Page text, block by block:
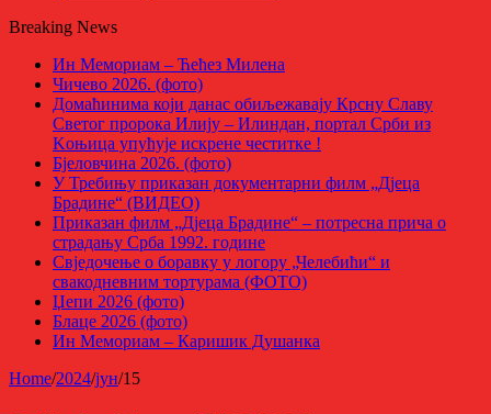
Breaking News
Ин Мемориам – Ћећез Милена
Чичево 2026. (фото)
Домаћинима који данас обиљежавају Крсну Славу
Светог пророка Илију – Илиндан, портал Срби из
Kоњица упућује искрене честитке !
Бјеловчина 2026. (фото)
У Требињу приказан документарни филм „Дјеца
Брадине“ (ВИДЕО)
Приказан филм „Дјеца Брадине“ – потресна прича о
страдању Срба 1992. године
Свједочење о боравку у логору „Челебићи“ и
свакодневним тортурама (ФОТО)
Џепи 2026 (фото)
Блаце 2026 (фото)
Ин Мемориам – Каришик Душанка
Home/2024/јун/15